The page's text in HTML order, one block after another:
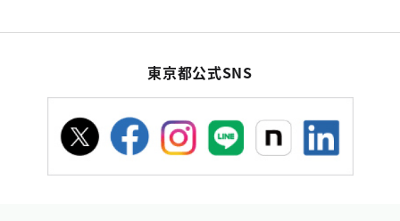
東京都公式SNS